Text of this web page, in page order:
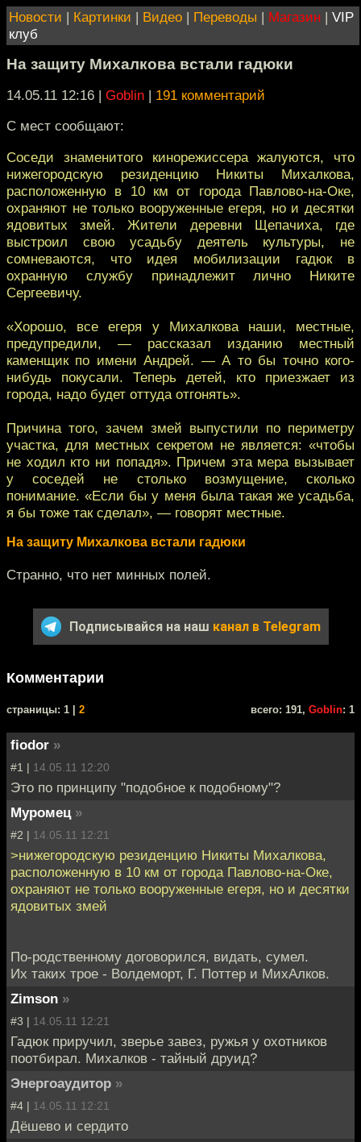
Новости | Картинки | Видео | Переводы | Магазин | VIP
клуб
На защиту Михалкова встали гадюки
14.05.11 12:16 | Goblin | 191 комментарий
C мест сообщают:
Соседи знаменитого кинорежиссера жалуются, что
нижегородскую резиденцию Никиты Михалкова,
расположенную в 10 км от города Павлово-на-Оке,
охраняют не только вооруженные егеря, но и десятки
ядовитых змей. Жители деревни Щепачиха, где
выстроил свою усадьбу деятель культуры, не
сомневаются, что идея мобилизации гадюк в
охранную службу принадлежит лично Никите
Сергеевичу.
«Хорошо, все егеря у Михалкова наши, местные,
предупредили, — рассказал изданию местный
каменщик по имени Андрей. — А то бы точно кого-
нибудь покусали. Теперь детей, кто приезжает из
города, надо будет оттуда отгонять».
Причина того, зачем змей выпустили по периметру
участка, для местных секретом не является: «чтобы
не ходил кто ни попадя». Причем эта мера вызывает
у соседей не столько возмущение, сколько
понимание. «Если бы у меня была такая же усадьба,
я бы тоже так сделал», — говорят местные.
На защиту Михалкова встали гадюки
Странно, что нет минных полей.
Подписывайся на наш канал в Telegram
Комментарии
cтраницы: 1 | 2 всего: 191, Goblin: 1
fiodor »
#1 | 14.05.11 12:20
Это по принципу "подобное к подобному"?
Муромец »
#2 | 14.05.11 12:21
>нижегородскую резиденцию Никиты Михалкова,
расположенную в 10 км от города Павлово-на-Оке,
охраняют не только вооруженные егеря, но и десятки
ядовитых змей
По-родственному договорился, видать, сумел.
Их таких трое - Волдеморт, Г. Поттер и МихАлков.
Zimson »
#3 | 14.05.11 12:21
Гадюк приручил, зверье завез, ружья у охотников
поотбирал. Михалков - тайный друид?
Энергоаудитор »
#4 | 14.05.11 12:21
Дёшево и сердито